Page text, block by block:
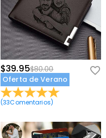
$39.95$80.00
Oferta de Verano
(33Comentarios)